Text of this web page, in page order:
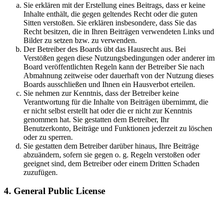
Sie erklären mit der Erstellung eines Beitrags, dass er keine
Inhalte enthält, die gegen geltendes Recht oder die guten
Sitten verstoßen. Sie erklären insbesondere, dass Sie das
Recht besitzen, die in Ihren Beiträgen verwendeten Links und
Bilder zu setzen bzw. zu verwenden.
Der Betreiber des Boards übt das Hausrecht aus. Bei
Verstößen gegen diese Nutzungsbedingungen oder anderer im
Board veröffentlichten Regeln kann der Betreiber Sie nach
Abmahnung zeitweise oder dauerhaft von der Nutzung dieses
Boards ausschließen und Ihnen ein Hausverbot erteilen.
Sie nehmen zur Kenntnis, dass der Betreiber keine
Verantwortung für die Inhalte von Beiträgen übernimmt, die
er nicht selbst erstellt hat oder die er nicht zur Kenntnis
genommen hat. Sie gestatten dem Betreiber, Ihr
Benutzerkonto, Beiträge und Funktionen jederzeit zu löschen
oder zu sperren.
Sie gestatten dem Betreiber darüber hinaus, Ihre Beiträge
abzuändern, sofern sie gegen o. g. Regeln verstoßen oder
geeignet sind, dem Betreiber oder einem Dritten Schaden
zuzufügen.
4. General Public License